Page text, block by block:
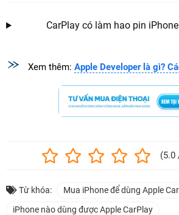
CarPlay có làm hao pin
Xem thêm: Apple Developer là gì?
(5.0
Từ khóa:
Mua iPhone để dùng Apple
iPhone nào dùng được Apple CarPlay